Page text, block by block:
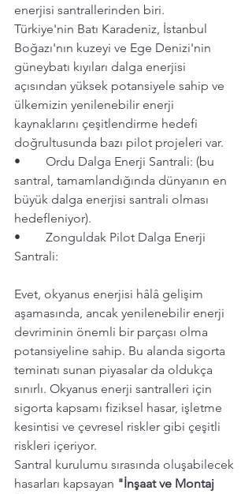
enerjisi santrallerinden biri.
Türkiye'nin Batı Karadeniz, İstanbul
Boğazı'nın kuzeyi ve Ege Denizi'nin
güneybatı kıyıları dalga enerjisi
açısından yüksek potansiyele sahip ve
ülkemizin yenilenebilir enerji
kaynaklarını çeşitlendirme hedefi
doğrultusunda bazı pilot projeleri var.
•	Ordu Dalga Enerji Santrali: (bu
santral, tamamlandığında dünyanın en
büyük dalga enerjisi santrali olması
hedefleniyor).
•	Zonguldak Pilot Dalga Enerji
Santrali:
Evet, okyanus enerjisi hâlâ gelişim
aşamasında, ancak yenilenebilir enerji
devriminin önemli bir parçası olma
potansiyeline sahip. Bu alanda sigorta
teminatı sunan piyasalar da oldukça
sınırlı. Okyanus enerji santralleri için
sigorta kapsamı fiziksel hasar, işletme
kesintisi ve çevresel riskler gibi çeşitli
riskleri içeriyor.
Santral kurulumu sırasında oluşabilecek
hasarları kapsayan "İnşaat ve Montaj